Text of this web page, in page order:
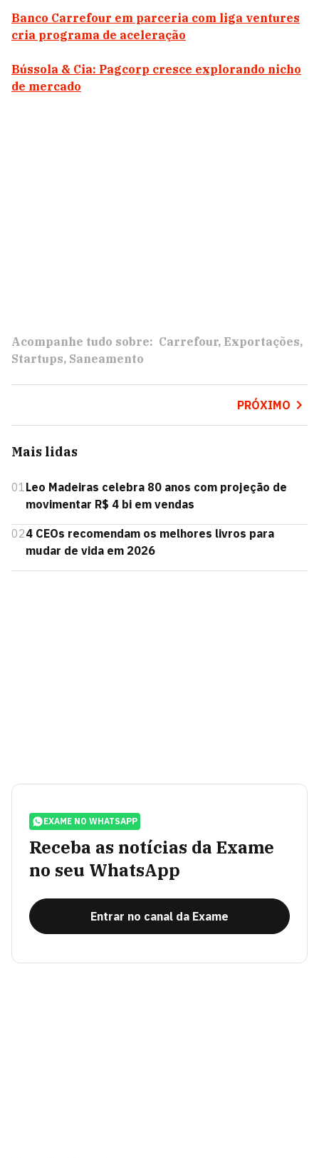
Banco Carrefour em parceria com liga ventures
cria programa de aceleração
Bússola & Cia: Pagcorp cresce explorando nicho
de mercado
Acompanhe tudo sobre: Carrefour Exportações
Startups Saneamento
PRÓXIMO
Mais lidas
01 Leo Madeiras celebra 80 anos com projeção de
movimentar R$ 4 bi em vendas
024 CEOs recomendam os melhores livros para
mudar de vida em 2026
EXAME NO WHATSAPP
Receba as notícias da Exame
no seu WhatsApp
Entrar no canal da Exame